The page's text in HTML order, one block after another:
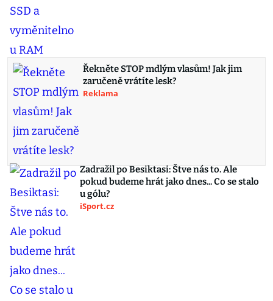
Řekněte STOP mdlým vlasům! Jak jim
zaručeně vrátíte lesk?
Reklama
Zadražil po Besiktasi: Štve nás to. Ale
pokud budeme hrát jako dnes... Co se stalo
u gólu?
iSport.cz